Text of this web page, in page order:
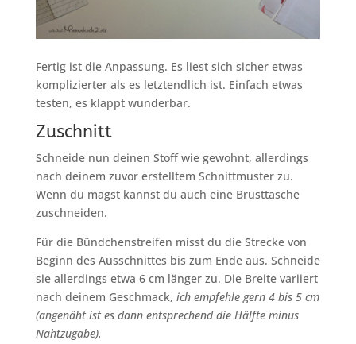
Fertig ist die Anpassung. Es liest sich sicher etwas
komplizierter als es letztendlich ist. Einfach etwas
testen, es klappt wunderbar.
Zuschnitt
Schneide nun deinen Stoff wie gewohnt, allerdings
nach deinem zuvor erstelltem Schnittmuster zu.
Wenn du magst kannst du auch eine Brusttasche
zuschneiden.
Für die Bündchenstreifen misst du die Strecke von
Beginn des Ausschnittes bis zum Ende aus. Schneide
sie allerdings etwa 6 cm länger zu. Die Breite variiert
nach deinem Geschmack, ich empfehle gern 4 bis 5 cm
(angenäht ist es dann entsprechend die Hälfte minus
Nahtzugabe).